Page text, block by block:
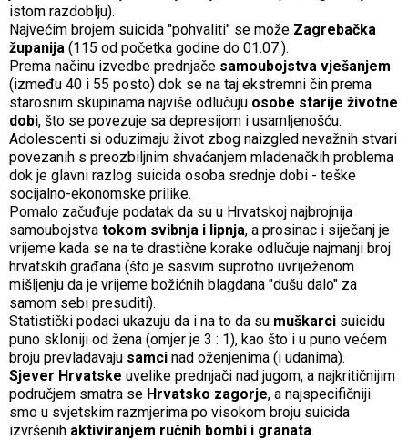
istom razdoblju).
Najvećim brojem suicida "pohvaliti" se može Zagrebačka
županija (115 od početka godine do 01.07.).
Prema načinu izvedbe prednjače samoubojstva vješanjem
(između 40 i 55 posto) dok se na taj ekstremni čin prema
starosnim skupinama najviše odlučuju osobe starije životne
dobi, što se povezuje sa depresijom i usamljenošću.
Adolescenti si oduzimaju život zbog naizgled nevažnih stvari
povezanih s preozbiljnim shvaćanjem mladenačkih problema
dok je glavni razlog suicida osoba srednje dobi - teške
socijalno-ekonomske prilike.
Pomalo začuđuje podatak da su u Hrvatskoj najbrojnija
samoubojstva tokom svibnja i lipnja, a prosinac i siječanj je
vrijeme kada se na te drastične korake odlučuje najmanji broj
hrvatskih građana (što je sasvim suprotno uvriježenom
mišljenju da je vrijeme božićnih blagdana "dušu dalo" za
samom sebi presuditi).
Statistički podaci ukazuju da i na to da su muškarci suicidu
puno skloniji od žena (omjer je 3 : 1), kao što i u puno većem
broju prevladavaju samci nad oženjenima (i udanima).
Sjever Hrvatske uvelike prednjači nad jugom, a najkritičnijim
područjem smatra se Hrvatsko zagorje, a najspecifičniji
smo u svjetskim razmjerima po visokom broju suicida
izvršenih aktiviranjem ručnih bombi i granata.